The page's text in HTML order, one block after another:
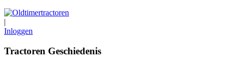
|
Inloggen
Tractoren Geschiedenis